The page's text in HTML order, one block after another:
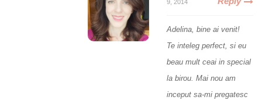
9, 2014
Adelina, bine ai venit!
Te inteleg perfect, si eu
beau mult ceai in special
la birou. Mai nou am
inceput sa-mi pregatesc